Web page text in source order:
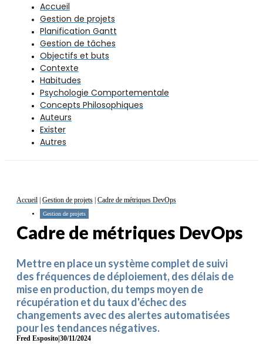
Accueil
Gestion de projets
Planification Gantt
Gestion de tâches
Objectifs et buts
Contexte
Habitudes
Psychologie Comportementale
Concepts Philosophiques
Auteurs
Exister
Autres
Accueil Gestion de projets Cadre de métriques DevOps
Gestion de projets
Cadre de métriques DevOps
Mettre en place un système complet de suivi
des fréquences de déploiement, des délais de
mise en production, du temps moyen de
récupération et du taux d'échec des
changements avec des alertes automatisées
pour les tendances négatives.
Fred Esposito|30/11/2024